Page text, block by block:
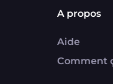
A propos
Aide
Comment